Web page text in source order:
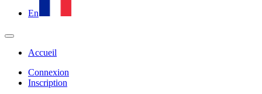
En
Accueil
Connexion
Inscription